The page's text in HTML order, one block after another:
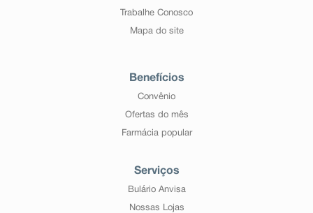
Trabalhe Conosco
Mapa do site
Benefícios
Convênio
Ofertas do mês
Farmácia popular
Serviços
Bulário Anvisa
Nossas Lojas